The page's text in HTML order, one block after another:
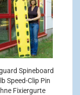
Spineboard
Speed-Clip Pin
Fixiergurte